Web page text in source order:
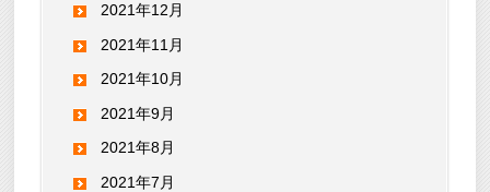
2021年12月
2021年11月
2021年10月
2021年9月
2021年8月
2021年7月